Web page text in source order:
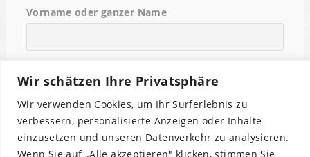
Wir schätzen Ihre Privatsphäre
Wir verwenden Cookies, um Ihr Surferlebnis zu
verbessern, personalisierte Anzeigen oder Inhalte
einzusetzen und unseren Datenverkehr zu analysieren.
Wenn Sie auf „Alle akzeptieren" klicken, stimmen Sie
Vorname oder ganzer Name
Indem Du fortfährst, akzeptierst Du unsere
Datenschutzerklärung.